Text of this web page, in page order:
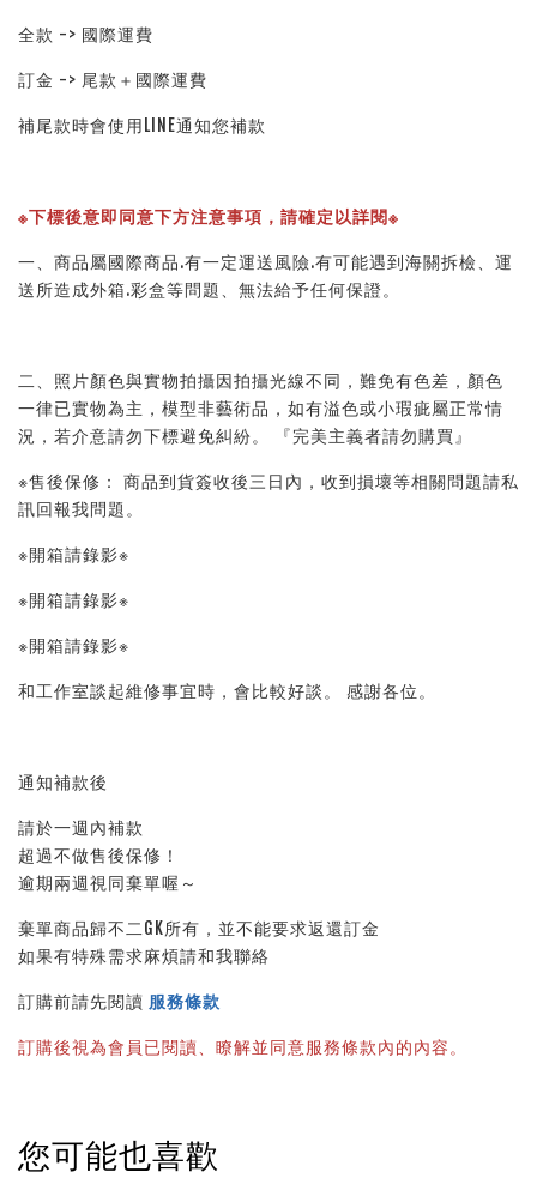
全款 -> 國際運費
訂金 -> 尾款＋國際運費
補尾款時會使用LINE通知您補款
※下標後意即同意下方注意事項，請確定以詳閱※
一、商品屬國際商品.有一定運送風險.有可能遇到海關拆檢、運
送所造成外箱.彩盒等問題、無法給予任何保證。
二、照片顏色與實物拍攝因拍攝光線不同，難免有色差，顏色
一律已實物為主，模型非藝術品，如有溢色或小瑕疵屬正常情
況，若介意請勿下標避免糾紛。 『完美主義者請勿購買』
※售後保修： 商品到貨簽收後三日內，收到損壞等相關問題請私
訊回報我問題。
※開箱請錄影※
※開箱請錄影※
※開箱請錄影※
和工作室談起維修事宜時，會比較好談。 感謝各位。
通知補款後
請於一週內補款
超過不做售後保修！
逾期兩週視同棄單喔～
棄單商品歸不二GK所有，並不能要求返還訂金
如果有特殊需求麻煩請和我聯絡
訂購前請先閱讀 服務條款
訂購後視為會員已閱讀、瞭解並同意服務條款內的內容。
您可能也喜歡